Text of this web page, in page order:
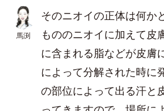
馬渕
そのニオイの正体は何か
もののニオイに加えて皮
に含まれる脂などが皮膚
によって分解された時に
の部位によって出る汗と